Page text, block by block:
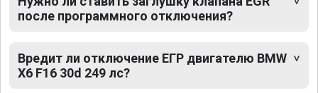
после программного отключения?
Вредит ли отключение ЕГР двигателю BMW
X6 F16 30d 249 лс?